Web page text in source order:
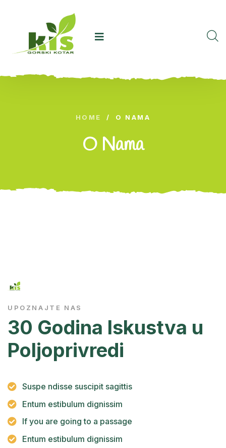
HOME / O NAMA
O Nama
UPOZNAJTE NAS
30 Godina Iskustva u
Poljoprivredi
Suspe ndisse suscipit sagittis
Entum estibulum dignissim
If you are going to a passage
Entum estibulum dignissim